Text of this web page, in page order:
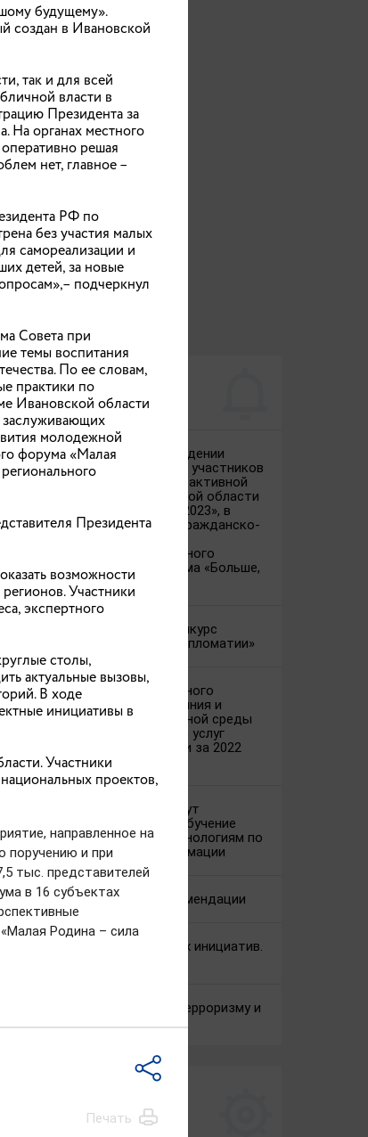
ВАЖНЫЕ ТЕМЫ
Объявление о проведении
конкурсного отбора участников
проекта поощрения активной
молодежи Ивановской области
«Лидеры региона – 2023», в
рамках программы гражданско-
общественно полезного
молодежного туризма «Больше,
чем путешествие»
Международный конкурс
«Лидер народной дипломатии»
Проведение ежегодного
мониторинга состояния и
развития конкурентной среды
на рынках товаров и услуг
Ивановской области за 2022
год
Жители региона могут
бесплатно пройти обучение
компетенциям и технологиям по
цифровой трансформации
Методические рекомендации
Поддержка местных инициатив.
Противодействие терроризму и
НАПРАВЛЕНИЯ
ДЕЯТЕЛЬНОСТИ
будущему».
создан в Ивановской
так и для всей
власти в
Президента за
На органах местного
решая
нет, главное –
РФ по
без участия малых
самореализации и
детей, за новые
подчеркнул
Совета при
темы воспитания
По ее словам,
практики по
Ивановской области
заслуживающих
молодежной
форума «Малая
Президента
возможности
Участники
экспертного
столы,
актуальные вызовы,
В ходе
инициативы в
Участники
проектов,
направленное на
поручению и при
тыс. представителей
в 16 субъектах
Родина – сила
Печать